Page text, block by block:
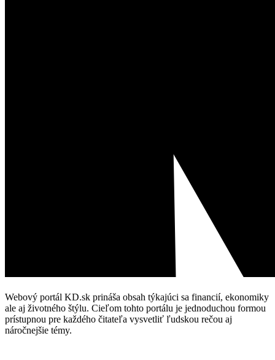
Webový portál KD.sk prináša obsah týkajúci sa financií, ekonomiky
ale aj životného štýlu. Cieľom tohto portálu je jednoduchou formou
prístupnou pre každého čitateľa vysvetliť ľudskou rečou aj
náročnejšie témy.